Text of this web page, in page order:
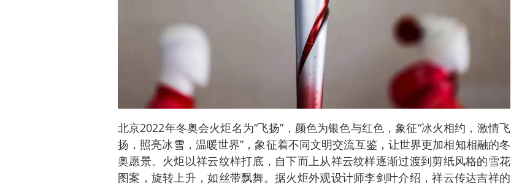
北京2022年冬奥会火炬名为“飞扬”，颜色为银色与红色，象征“冰火相约，激情飞
扬，照亮冰雪，温暖世界”，象征着不同文明交流互鉴，让世界更加相知相融的冬
奥愿景。火炬以祥云纹样打底，自下而上从祥云纹样逐渐过渡到剪纸风格的雪花
图案，旋转上升，如丝带飘舞。据火炬外观设计师李剑叶介绍，祥云传达吉祥的